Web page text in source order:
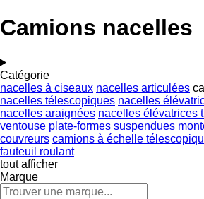
Camions nacelles
Catégorie
nacelles à ciseaux nacelles articulées
nacelles télescopiques nacelles
nacelles araignées nacelles élévatrices
ventouse plate-formes suspendues
couvreurs camions à échelle
fauteuil roulant
tout afficher
Marque